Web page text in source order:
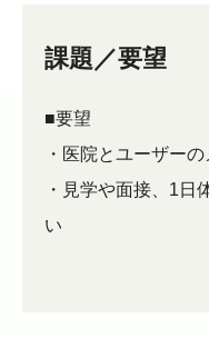
課題／要望
■要望
・医院とユーザー
・見学や面接、1日
い